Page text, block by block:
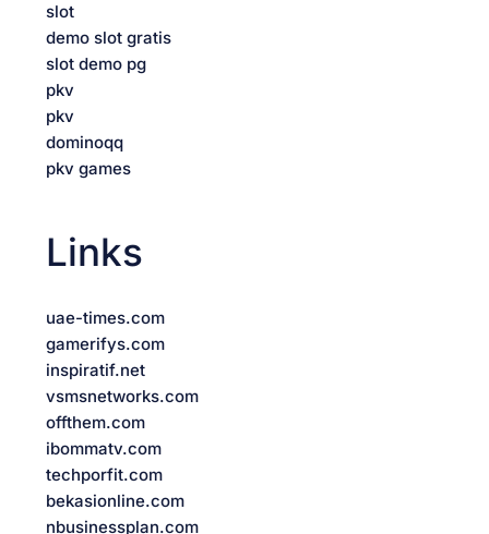
slot
demo slot gratis
slot demo pg
pkv
pkv
dominoqq
pkv games
Links
uae-times.com
gamerifys.com
inspiratif.net
vsmsnetworks.com
offthem.com
ibommatv.com
techporfit.com
bekasionline.com
nbusinessplan.com